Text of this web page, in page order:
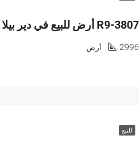
2996 أرض
للبيع